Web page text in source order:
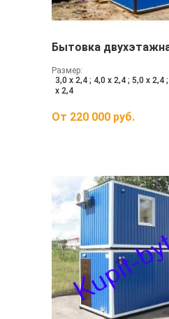
Бытовка
Размер:
3,0 х 2,4 ; 4,0 х 2,4 ; 5,0 х 2,4
х 2,4
От 220 000 руб.